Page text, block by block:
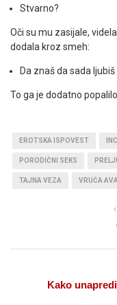
Stvarno?
Oči su mu zasijale,
dodala kroz smeh:
Da znaš da sada
To ga je dodatno
EROTSKA ISPOVEST
PORODIČNI SEKS
TAJNA VEZA VRUĆA
Kako